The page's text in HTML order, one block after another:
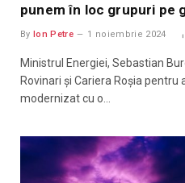
punem în loc grupuri pe
By Ion Petre 1 noiembrie 2024
Ministrul Energiei, Sebastian
Rovinari și Cariera Roșia pentru
modernizat cu o…